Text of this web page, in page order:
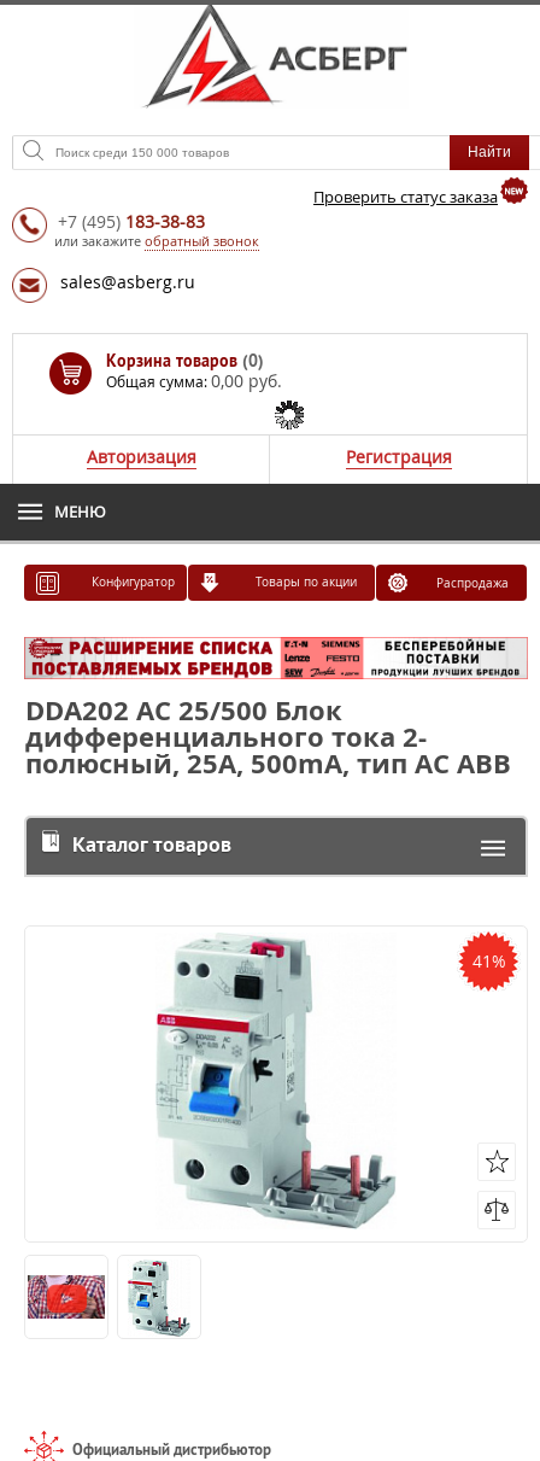
Проверить статус заказа
+7 (495) 183-38-83
или закажите обратный звонок
sales@asberg.ru
Корзина товаров (0)
Общая сумма:0,00 руб.
Авторизация Регистрация
МЕНЮ
Конфигуратор Товары по акции Распродажа
DDA202 AC 25/500 Блок
дифференциального тока 2-
полюсный, 25А, 500mA, тип AC ABB
Каталог товаров
41%
Официальный дистрибьютор